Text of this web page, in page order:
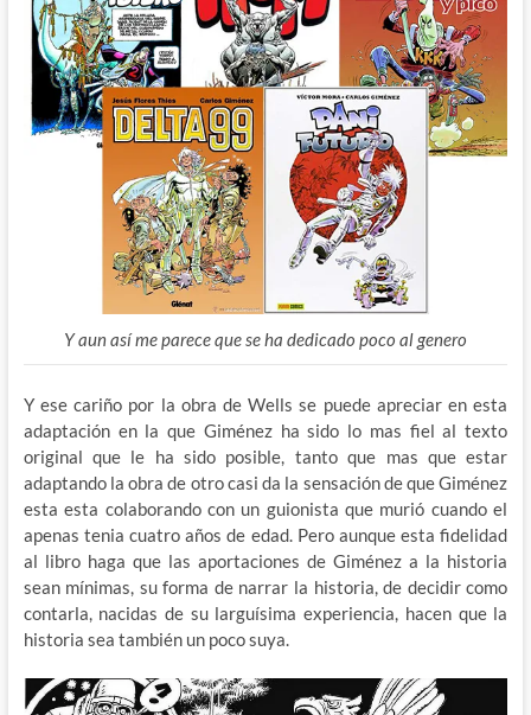
Y aun así me parece que se ha dedicado poco al genero
Y ese cariño por la obra de Wells se puede apreciar en esta
adaptación en la que Giménez ha sido lo mas fiel al texto
original que le ha sido posible, tanto que mas que estar
adaptando la obra de otro casi da la sensación de que Giménez
esta esta colaborando con un guionista que murió cuando el
apenas tenia cuatro años de edad. Pero aunque esta fidelidad
al libro haga que las aportaciones de Giménez a la historia
sean mínimas, su forma de narrar la historia, de decidir como
contarla, nacidas de su larguísima experiencia, hacen que la
historia sea también un poco suya.